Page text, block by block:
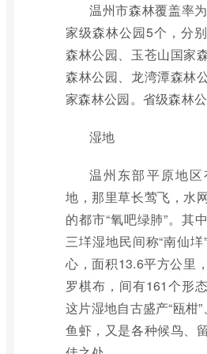
温州市森林覆盖率
家级森林公园5个，分
森林公园、玉苍山国家
森林公园、龙湾潭森林
家森林公园。省级森林公
湿地
温州东部平原地
地，那里草长莺飞，水
的都市“氧吧绿肺”。其
三垟湿地民间称“南仙
心，面积13.6平方公里
罗棋布，间有161个形
这片湿地自古盛产“瓯柑”
鱼虾，又是各种候鸟、